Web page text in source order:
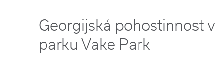
Georgijská pohostinnost
parku Vake Park